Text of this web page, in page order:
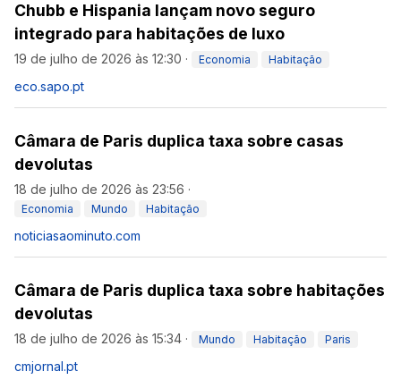
Chubb e Hispania lançam novo seguro
integrado para habitações de luxo
19 de julho de 2026 às 12:30 · Economia Habitação
eco.sapo.pt
Câmara de Paris duplica taxa sobre casas
devolutas
18 de julho de 2026 às 23:56 ·
Economia Mundo Habitação
noticiasaominuto.com
Câmara de Paris duplica taxa sobre habitações
devolutas
18 de julho de 2026 às 15:34 · Mundo Habitação Paris
cmjornal.pt